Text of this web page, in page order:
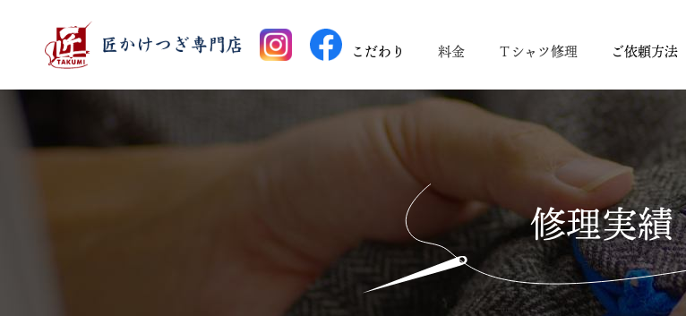
こだわり 料金 Ｔシャツ修理 ご依頼方法
修理実績